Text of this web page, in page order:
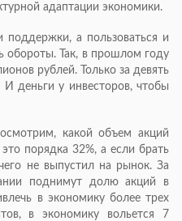
адаптации экономики.
поддержки, а пользоваться и
обороты. Так, в прошлом году
рублей. Только за девять
деньги у инвесторов, чтобы
какой объем акций
порядка 32%, а если брать
не выпустил на рынок. За
поднимут долю акций в
в экономику более трех
в экономику вольется 7